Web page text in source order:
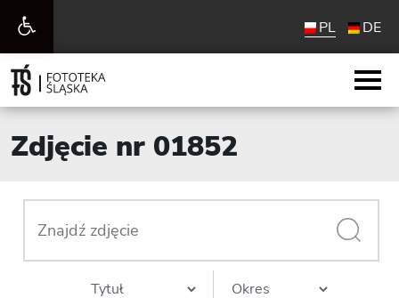
Otwórz
pasek
narzędzi
PL DE
Zdjęcie nr 01852